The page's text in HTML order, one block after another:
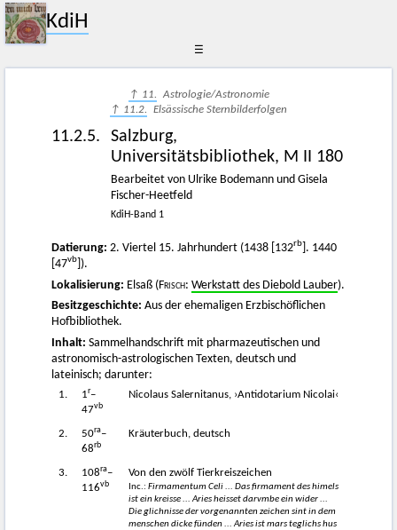
KdiH
☰
↑ 11. Astrologie/Astronomie
↑ 11.2. Elsässische Sternbilderfolgen
11.2.5.
Salzburg,
Universitätsbibliothek, M II 180
Bearbeitet von Ulrike Bodemann und Gisela
Fischer-Heetfeld
KdiH-Band 1
Datierung: 2. Viertel 15. Jahrhundert (1438 [132rb ]. 1440
[47vb ]).
Lokalisierung: Elsaß (Frisch: Werkstatt des Diebold Lauber).
Besitzgeschichte: Aus der ehemaligen Erzbischöflichen
Hofbibliothek.
Inhalt: Sammelhandschrift mit pharmazeutischen und
astronomisch-astrologischen Texten, deutsch und
lateinisch; darunter:
1. 1r–
47vb
Nicolaus Salernitanus, ›Antidotarium Nicolai‹
2. 50ra–
68rb
Kräuterbuch, deutsch
3. 108ra–
116vb
Von den zwölf Tierkreiszeichen
Inc.: Firmamentum Celi ... Das firmament des himels
ist ein kreisse ... Aries heisset darvmbe ein wider ...
Die glichnisse der vorgenannten zeichen sint in dem
menschen dicke fünden ... Aries ist mars teglichs hus